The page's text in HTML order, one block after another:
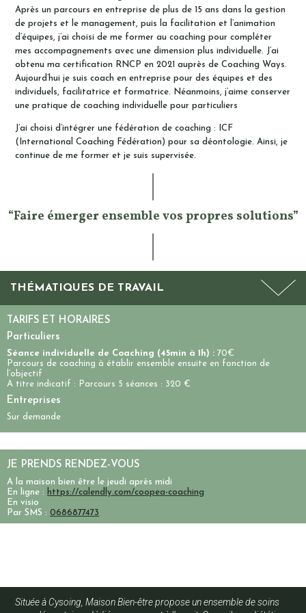
Après un parcours en entreprise de plus de 15 ans dans la gestion
de projets et le management, puis la facilitation et l’animation
d’équipes, j’ai choisi de me former au coaching pour compléter
mes accompagnements avec une dimension plus individuelle. J’ai
obtenu ma certification RNCP en 2021 auprès de Coaching Ways.
Aujourd’hui je suis coach en entreprise pour des équipes et des
individuels, facilitatrice et formatrice. Néanmoins, j’aime conserver
une pratique de coaching individuelle pour particuliers
J’ai choisi d’intégrer une fédération de coaching : ICF
(International Coaching Fédération) pour sa déontologie. Ainsi, je
continue de me former et je suis supervisée.
“Faire émerger ensemble vos propres solutions”
THÉMATIQUES DE TRAVAIL
TARIFS ET HORAIRES
Particuliers
Séance individuelle de Coaching (45min à 1h) : 70€
Parcours de coaching à établir ensemble ensuite en fonction de
l’objectif
A titre indicatif : Parcours 5 séances : 320 €
Entreprises
Sur demande
JE PRENDS RENDEZ-VOUS
A la maison bien être le jeudi après midi
En ligne : https://calendly.com/coopea-coaching
En visio
Par SMS : 0686877473
Située à Cysoing, Maison Bien-être propose un ensemble de soins